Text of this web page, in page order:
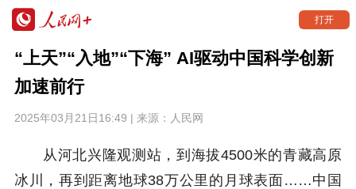
打开
“上天”“入地”“下海” AI驱动中国科学创新
加速前行
2025年03月21日16:49 | 来源： 人民网
从河北兴隆观测站，到海拔4500米的青藏高原
冰川，再到距离地球38万公里的月球表面……中国